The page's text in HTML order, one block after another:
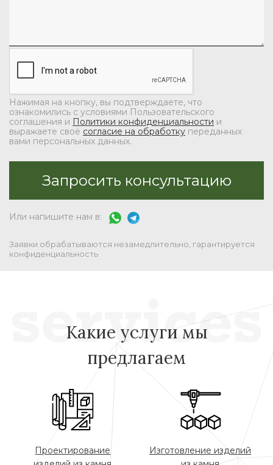
Нажимая на кнопку, вы подтверждаете, что
ознакомились с условиями Пользовательского
соглашения и Политики конфиденциальности и
выражаете своё согласие на обработкупереданных
вами персональных данных.
Или напишите нам в:
Заявки обрабатываются незамедлительно, гарантируется
конфиденциальность
Какие услуги мы
предлагаем
Проектирование
Изготовление изделий